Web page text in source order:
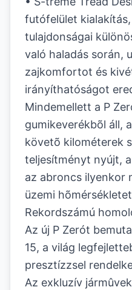
futófelület
tulajdonságai
való haladás során,
zajkomfortot és
irányíthatóságot
Mindemellett a P
gumikeverékbõl áll,
követõ kilométerek
teljesítményt nyújt,
az abroncs ilyenkor
üzemi
Rekordszámú
Az új P Zerót
15, a világ
presztízzsel
Az exkluzív